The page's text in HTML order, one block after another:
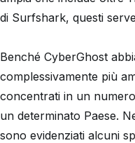
di Surfshark, questi
Benché CyberGhost
complessivamente più
concentrati in un
un determinato Paese.
sono evidenziati alcuni